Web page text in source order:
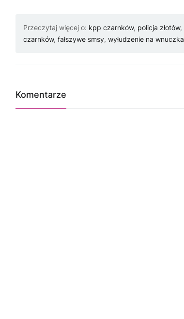
Przeczytaj więcej o: kpp czarnków, policja złotów,
czarnków, fałszywe smsy, wyłudzenie na wnuczka
Komentarze